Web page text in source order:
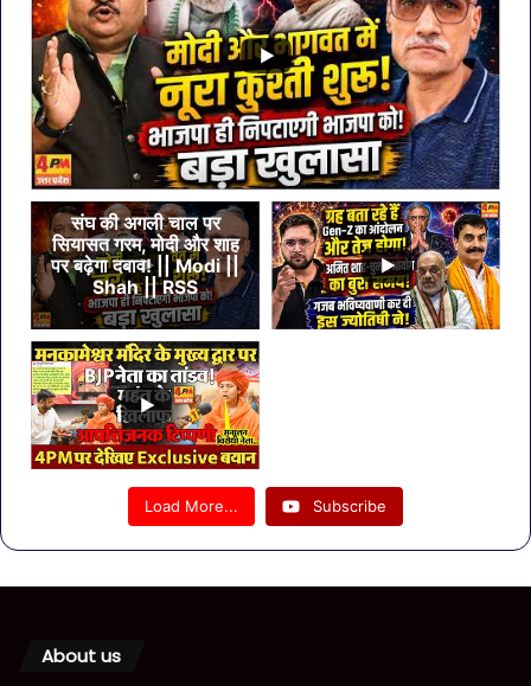
संघ की अगली चाल पर
सियासत गरम, मोदी और शाह
पर बढ़ेगा दबाव! || Modi ||
Shah || RSS
Load More... Subscribe
About us